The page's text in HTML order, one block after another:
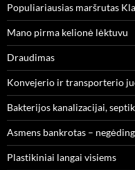
Populiariausias maršrutas
Mano pirma kelionė lėktuvu
Draudimas
Konvejerio ir transporterio
Bakterijos kanalizacijai,
Asmens bankrotas –
Plastikiniai langai visiems